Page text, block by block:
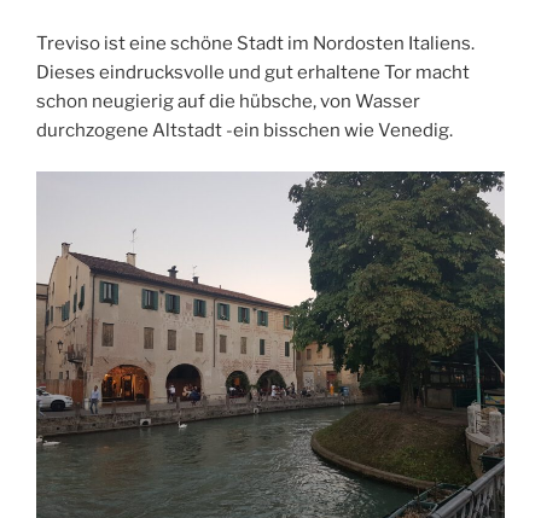
Treviso ist eine schöne Stadt im Nordosten Italiens.
Dieses eindrucksvolle und gut erhaltene Tor macht
schon neugierig auf die hübsche, von Wasser
durchzogene Altstadt -ein bisschen wie Venedig.